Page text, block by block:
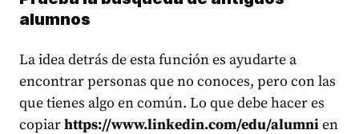
alumnos
La idea detrás de esta función es ayudarte a
encontrar personas que no conoces, pero con las
que tienes algo en común. Lo que debe hacer es
copiarhttps://www.linkedin.com/edu/alumnien